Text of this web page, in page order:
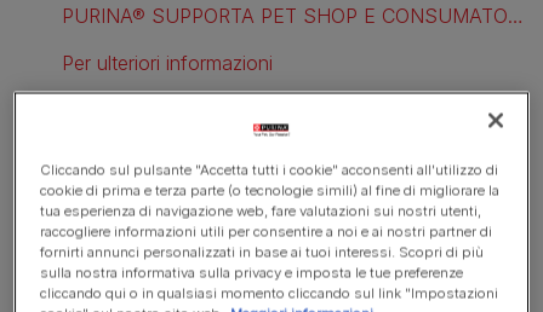
PURINA® SUPPORTA PET SHOP E CONSUMATORI CON IL PROGETTO “NEGOZIO ESPERTO”
Per ulteriori informazioni
Purina® torna a Zoomark con un focus interamente
dedicato a Pro Plan®, la gamma di prodotti formulati
da esperti veterinari e nutrizionisti Purina® che si
avvalgono di una conoscenza scientifica
all’avanguardia per fornire alimenti specifici per ogni
Cliccando sul pulsante "Accetta tutti i cookie" acconsenti all'utilizzo di
cookie di prima e terza parte (o tecnologie simili) al fine di migliorare la
tua esperienza di navigazione web, fare valutazioni sui nostri utenti,
raccogliere informazioni utili per consentire a noi e ai nostri partner di
fornirti annunci personalizzati in base ai tuoi interessi. Scopri di più
sulla nostra informativa sulla privacy e imposta le tue preferenze
cliccando qui o in qualsiasi momento cliccando sul link "Impostazioni